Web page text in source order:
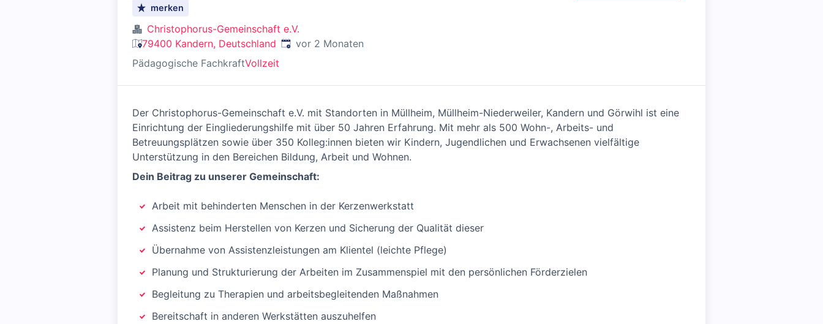
merken
Christophorus-Gemeinschaft e.V.
79400 Kandern, Deutschland Veröffentlicht:
vor 2 Monaten
Pädagogische FachkraftVollzeit
Der Christophorus-Gemeinschaft e.V. mit Standorten in Müllheim, Müllheim-Niederweiler, Kandern und Görwihl ist eine
Einrichtung der Eingliederungshilfe mit über 50 Jahren Erfahrung. Mit mehr als 500 Wohn-, Arbeits- und
Betreuungsplätzen sowie über 350 Kolleg:innen bieten wir Kindern, Jugendlichen und Erwachsenen vielfältige
Unterstützung in den Bereichen Bildung, Arbeit und Wohnen.
Dein Beitrag zu unserer Gemeinschaft:
Arbeit mit behinderten Menschen in der Kerzenwerkstatt
Assistenz beim Herstellen von Kerzen und Sicherung der Qualität dieser
Übernahme von Assistenzleistungen am Klientel (leichte Pflege)
Planung und Strukturierung der Arbeiten im Zusammenspiel mit den persönlichen Förderzielen
Begleitung zu Therapien und arbeitsbegleitenden Maßnahmen
Bereitschaft in anderen Werkstätten auszuhelfen